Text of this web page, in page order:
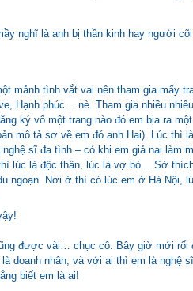
nghĩ là anh bị thần kinh hay người
mảnh tình vắt vai nên tham gia mấy
Hạnh phúc… nè. Tham gia nhiều
ký vô một trang nào đó em bịa ra
mô tả sơ về em đó anh Hai). Lúc thì
sĩ đa tình – có khi em giả nai làm
lúc là độc thân, lúc là vợ bỏ… Sở
ngoạn. Nơi ở thì có lúc em ở Hà Nội,
được vài… chục cô. Bây giờ mới rối
doanh nhân, và với ai thì em là nghệ
biết em là ai!